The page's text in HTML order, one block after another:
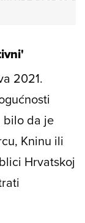
2021.
bilo da je
Kninu ili
Hrvatskoj